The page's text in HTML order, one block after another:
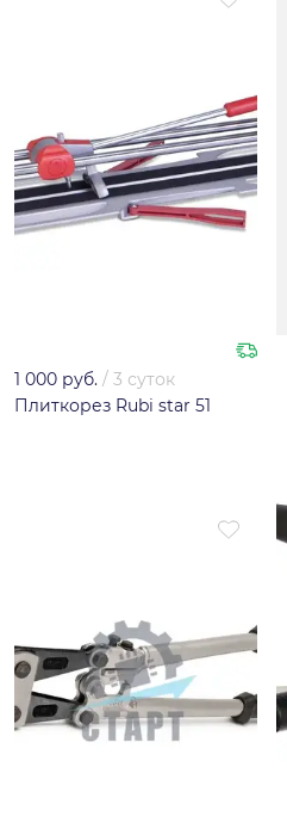
1 000 руб. / 3 суток
Плиткорез Rubi star 51